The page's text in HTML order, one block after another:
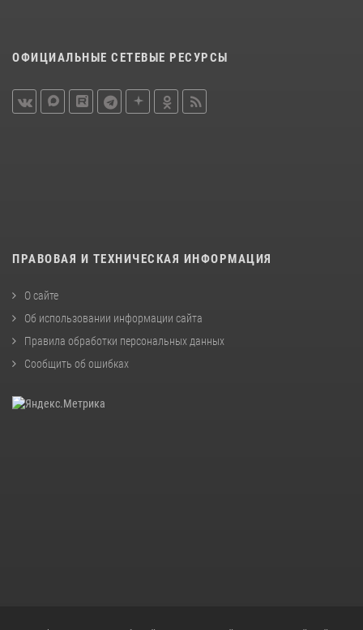
ОФИЦИАЛЬНЫЕ СЕТЕВЫЕ РЕСУРСЫ
ПРАВОВАЯ И ТЕХНИЧЕСКАЯ ИНФОРМАЦИЯ
О сайте
Об использовании информации сайта
Правила обработки персональных данных
Сообщить об ошибках